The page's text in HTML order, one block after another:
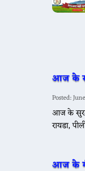
आज के
Posted:
आज के
रायडा,
आज के